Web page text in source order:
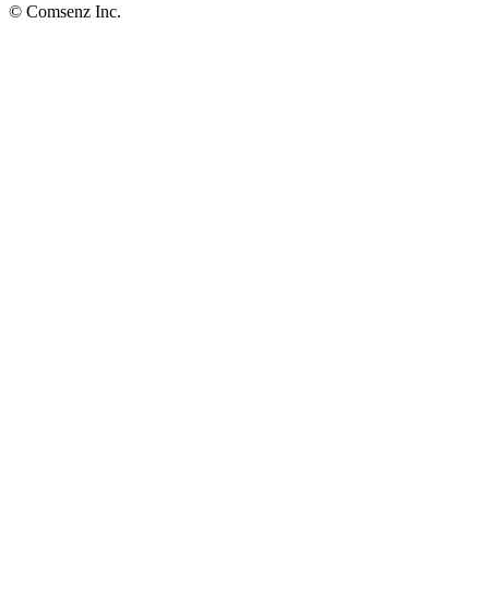
© Comsenz Inc.